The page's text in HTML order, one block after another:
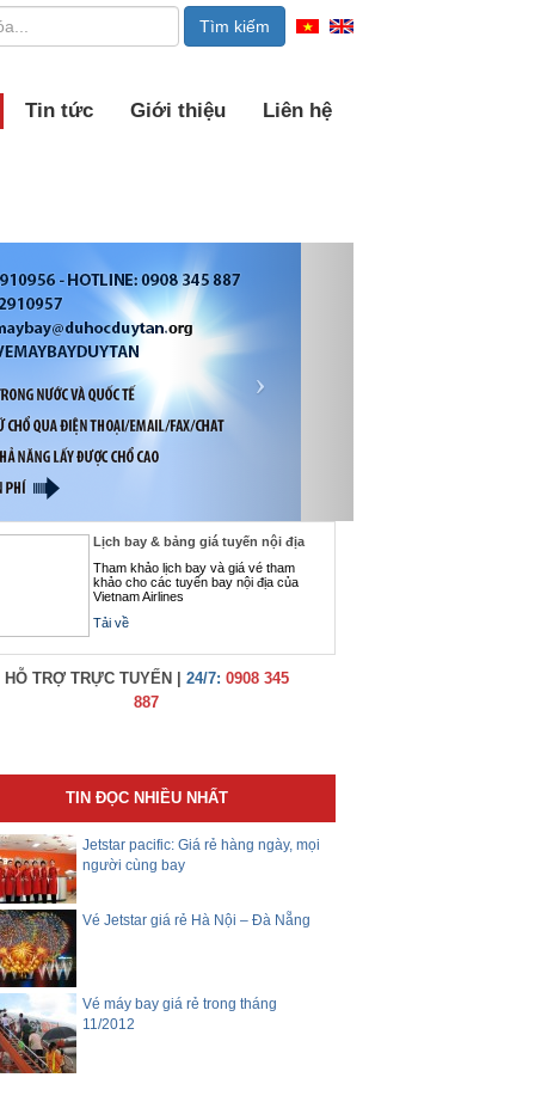
Tin tức Giới thiệu Liên hệ
Lịch bay & bảng giá tuyến nội địa
Tham khảo lịch bay và giá vé tham
khảo cho các tuyến bay nội địa của
Vietnam Airlines
Tải về
HỖ TRỢ TRỰC TUYẾN | 24/7: 0908 345
887
TIN ĐỌC NHIỀU NHẤT
Jetstar pacific: Giá rẻ hàng ngày, mọi
người cùng bay
Vé Jetstar giá rẻ Hà Nội – Đà Nẵng
Vé máy bay giá rẻ trong tháng
11/2012